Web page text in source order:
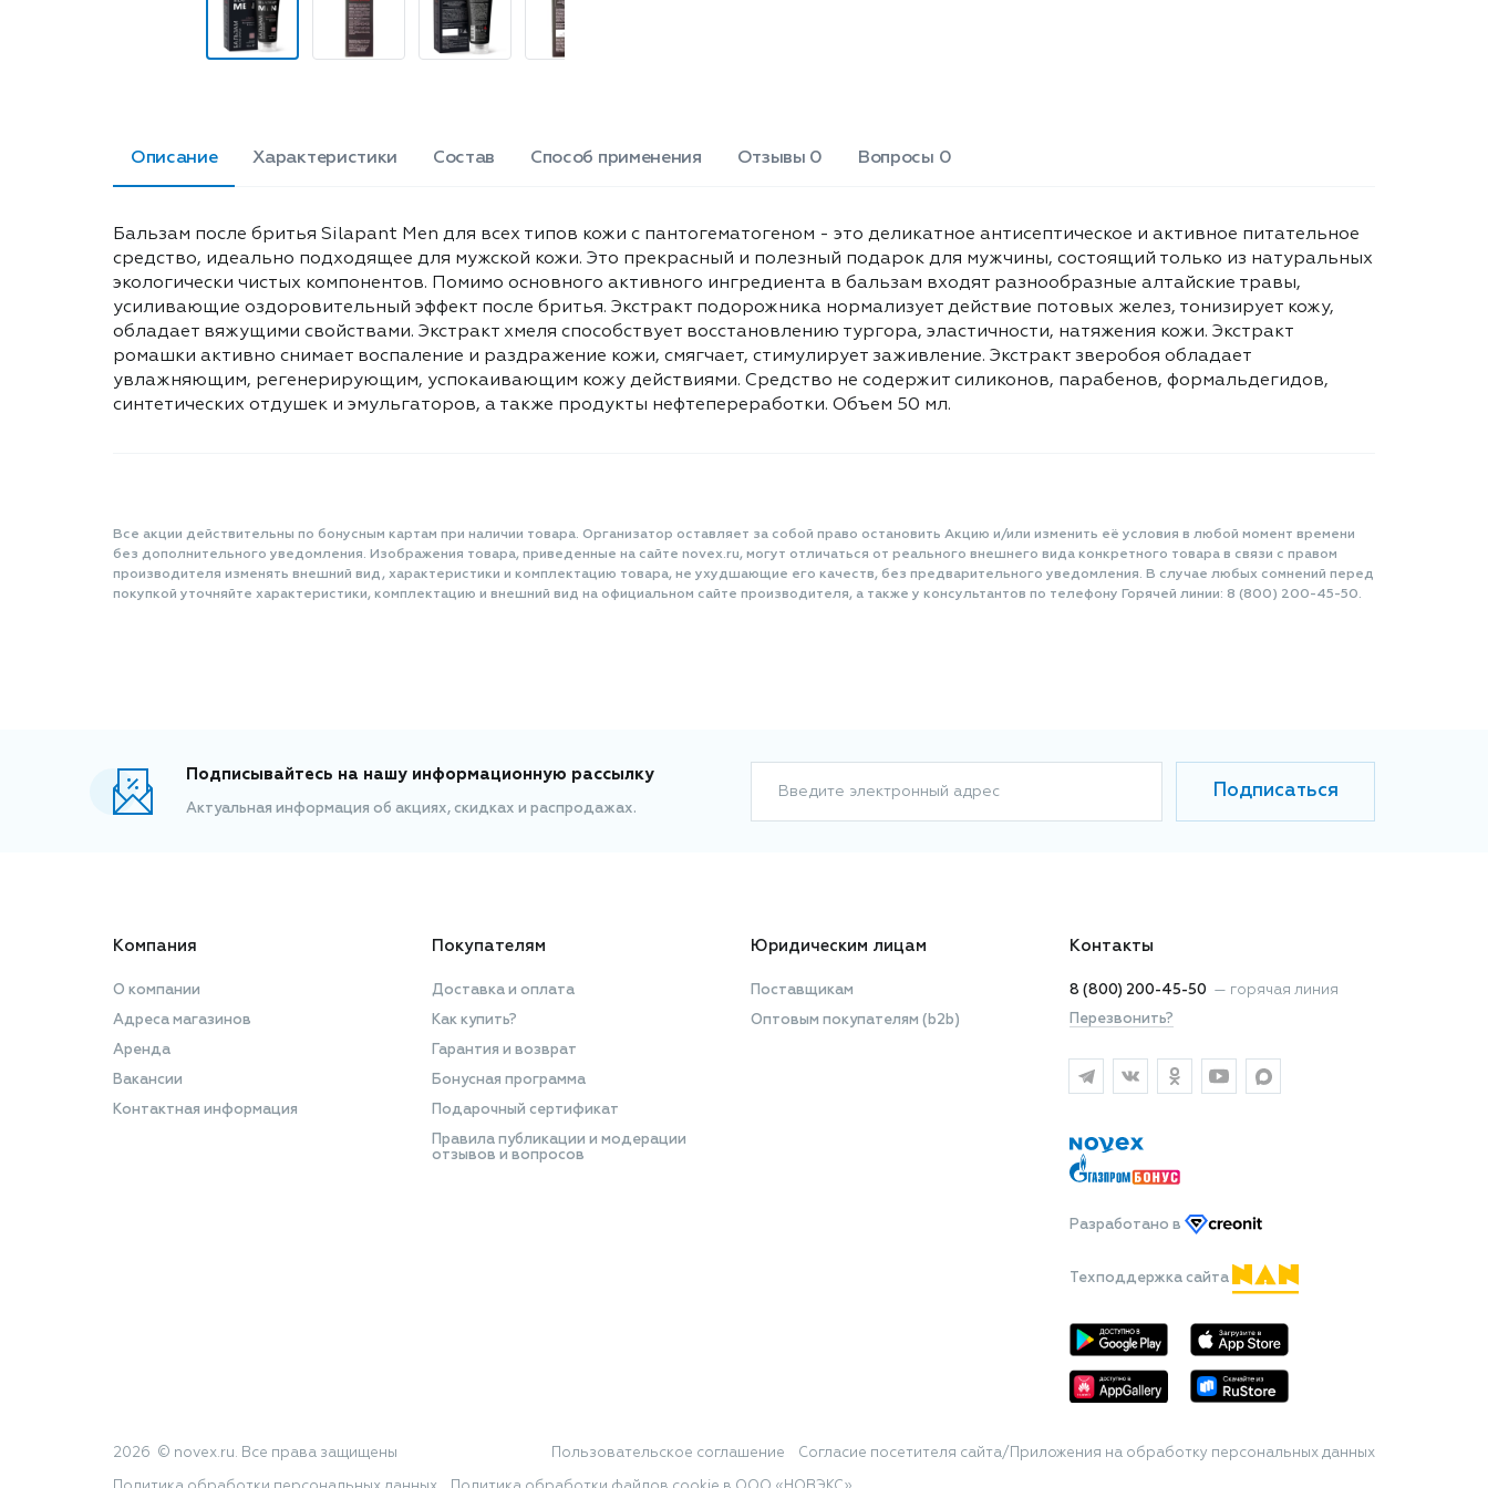
тургора, эластичности, натяжения
кожи. Экстракт ромашки активно
снимает воспаление и раздражение
регенерирующим, успокаивающим
отдушек и эмульгаторов, а также
продукты нефтепереработки. Объем
50 мл.
Описание Характеристики Состав Способ применения Отзывы 0 Вопросы 0
Бальзам после бритья Silapant Men для всех типов кожи с пантогематогеном - это деликатное антисептическое и активное питательное
средство, идеально подходящее для мужской кожи. Это прекрасный и полезный подарок для мужчины, состоящий только из натуральных
экологически чистых компонентов. Помимо основного активного ингредиента в бальзам входят разнообразные алтайские травы,
усиливающие оздоровительный эффект после бритья. Экстракт подорожника нормализует действие потовых желез, тонизирует кожу,
обладает вяжущими свойствами. Экстракт хмеля способствует восстановлению тургора, эластичности, натяжения кожи. Экстракт
ромашки активно снимает воспаление и раздражение кожи, смягчает, стимулирует заживление. Экстракт зверобоя обладает
увлажняющим, регенерирующим, успокаивающим кожу действиями. Средство не содержит силиконов, парабенов, формальдегидов,
синтетических отдушек и эмульгаторов, а также продукты нефтепереработки. Объем 50 мл.
Все акции действительны по бонусным картам при наличии товара. Организатор оставляет за собой право остановить Акцию и/или изменить её условия в любой момент времени
без дополнительного уведомления. Изображения товара, приведенные на сайте novex.ru, могут отличаться от реального внешнего вида конкретного товара в связи с правом
производителя изменять внешний вид, характеристики и комплектацию товара, не ухудшающие его качеств, без предварительного уведомления. В случае любых сомнений перед
покупкой уточняйте характеристики, комплектацию и внешний вид на официальном сайте производителя, а также у консультантов по телефону Горячей линии: 8 (800) 200-45-50.
Подписывайтесь на нашу информационную рассылку
Актуальная информация об акциях, скидках и распродажах.
Введите электронный адрес Подписаться
Компания
О компании
Адреса магазинов
Аренда
Вакансии
Контактная информация
Покупателям
Доставка и оплата
Как купить?
Гарантия и возврат
Бонусная программа
Подарочный сертификат
Правила публикации и модерации
отзывов и вопросов
Юридическим лицам
Поставщикам
Оптовым покупателям (b2b)
Контакты
8 (800) 200-45-50 — горячая линия
Перезвонить?
Разработано в
Техподдержка сайта
2026 © novex.ru. Все права защищены Пользовательское соглашение Согласие посетителя сайта/Приложения на обработку персональных данных